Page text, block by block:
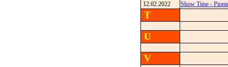
12.02.2022 Show Time -
T
U
V